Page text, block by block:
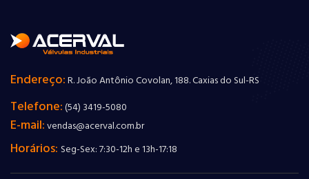
Endereço:R. João Antônio Covolan, 188. Caxias do Sul-RS
Telefone:(54) 3419-5080
E-mail:vendas@acerval.com.br
Horários: Seg-Sex: 7:30-12h e 13h-17:18